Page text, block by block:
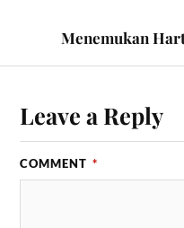
Menemukan
Leave a Reply
COMMENT *